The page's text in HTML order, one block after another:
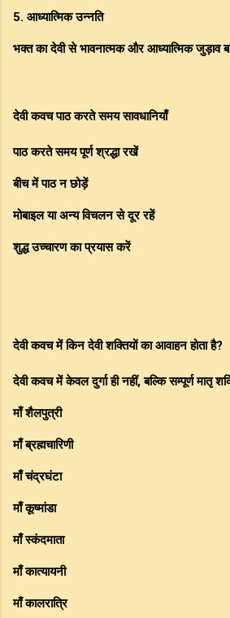
5. आध्यात्मिक उन्नति
भक्त का देवी से भावनात्मक और आध्यात्मिक जुड़ाव
देवी कवच पाठ करते समय सावधानियाँ
पाठ करते समय पूर्ण श्रद्धा रखें
बीच में पाठ न छोड़ें
मोबाइल या अन्य विचलन से दूर रहें
शुद्ध उच्चारण का प्रयास करें
देवी कवच में किन देवी शक्तियों का आवाहन होता है?
देवी कवच में केवल दुर्गा ही नहीं, बल्कि सम्पूर्ण मातृ
माँ शैलपुत्री
माँ ब्रह्मचारिणी
माँ चंद्रघंटा
माँ कूष्मांडा
माँ स्कंदमाता
माँ कात्यायनी
माँ कालरात्रि